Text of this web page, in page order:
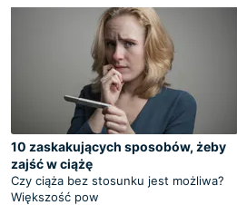
10 zaskakujących sposobów, żeby
zajść w ciążę
Czy ciąża bez stosunku jest możliwa?
Większość pow